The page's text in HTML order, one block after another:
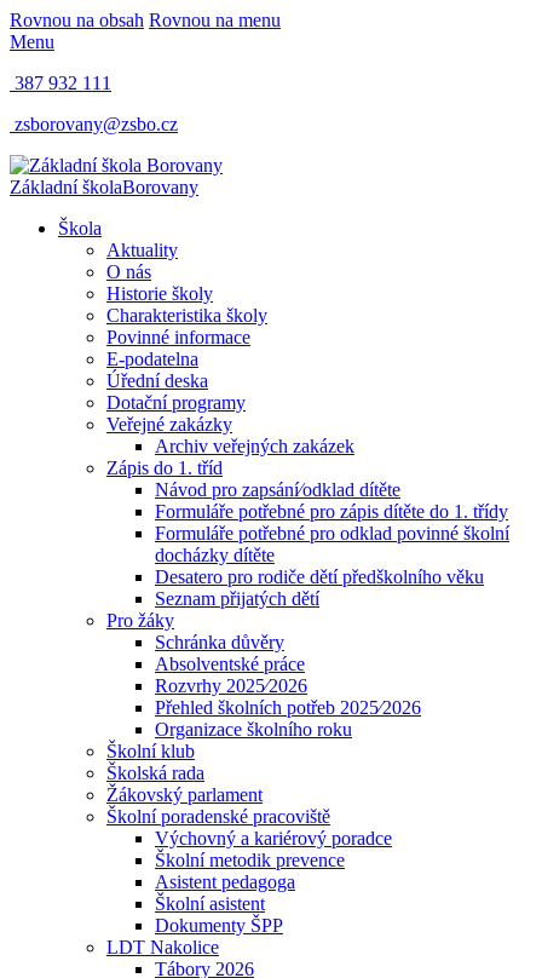
Rovnou na obsah Rovnou na menu
Menu
387 932 111
zsborovany@zsbo.cz
Základní školaBorovany
Škola
Aktuality
O nás
Historie školy
Charakteristika školy
Povinné informace
E-podatelna
Úřední deska
Dotační programy
Veřejné zakázky
Archiv veřejných zakázek
Zápis do 1. tříd
Návod pro zapsání⁄odklad dítěte
Formuláře potřebné pro zápis dítěte do 1. třídy
Formuláře potřebné pro odklad povinné školní
docházky dítěte
Desatero pro rodiče dětí předškolního věku
Seznam přijatých dětí
Pro žáky
Schránka důvěry
Absolventské práce
Rozvrhy 2025⁄2026
Přehled školních potřeb 2025⁄2026
Organizace školního roku
Školní klub
Školská rada
Žákovský parlament
Školní poradenské pracoviště
Výchovný a kariérový poradce
Školní metodik prevence
Asistent pedagoga
Školní asistent
Dokumenty ŠPP
LDT Nakolice
Tábory 2026